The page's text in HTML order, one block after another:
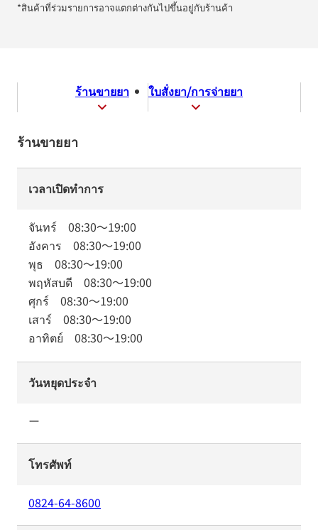
*สินค้าที่ร่วมรายการอาจแตกต่างกันไปขึ้นอยู่กับร้านค้า
ร้านขายยา ใบสั่งยา/การจ่ายยา
ร้านขายยา
เวลาเปิดทำการ
จันทร์ 08:30～19:00
อังคาร 08:30～19:00
พุธ 08:30～19:00
พฤหัสบดี 08:30～19:00
ศุกร์ 08:30～19:00
เสาร์ 08:30～19:00
อาทิตย์ 08:30～19:00
วันหยุดประจำ
ー
โทรศัพท์
0824-64-8600